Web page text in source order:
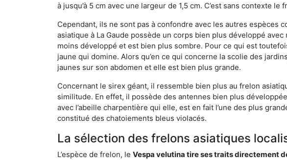
à jusqu’à 5 cm avec une largeur de 1,5 cm. C’est sans contexte
Cependant, ils ne sont pas à confondre avec les autres espèces
asiatique à La Gaude possède un corps bien plus développé
moins développé et est bien plus sombre. Pour ce qui est
jaune qui domine. Alors qu’en ce qui concerne la scolie des
jaunes sur son abdomen et elle est bien plus grande.
Concernant le sirex géant, il ressemble bien plus au frelon
similitude. En effet, il possède des antennes bien plus
avec l’abeille charpentière qui elle, est en fait l’une des plus
constitué des chatoiements bleus violacés.
La sélection des frelons asiatiques
L’espèce de frelon, le Vespa velutina tire ses traits directement